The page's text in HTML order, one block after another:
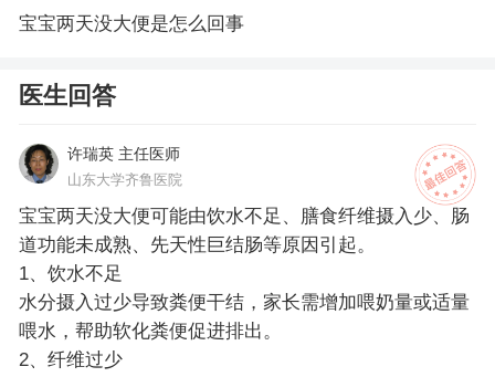
宝宝两天没大便是怎么回事
医生回答
许瑞英 主任医师
山东大学齐鲁医院
宝宝两天没大便可能由饮水不足、膳食纤维摄入少、肠
道功能未成熟、先天性巨结肠等原因引起。
1、饮水不足
水分摄入过少导致粪便干结，家长需增加喂奶量或适量
喂水，帮助软化粪便促进排出。
2、纤维过少